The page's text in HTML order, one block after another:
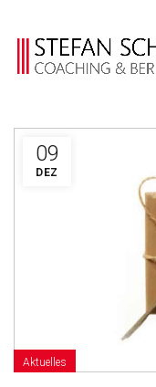
09
DEZ
Aktuelles